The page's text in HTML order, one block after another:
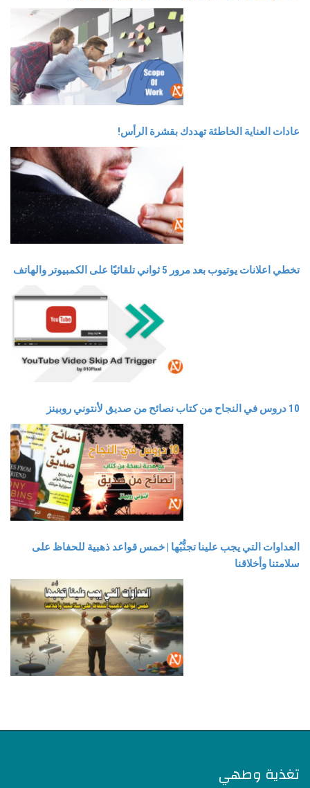
عادات العناية الخاطئة تهددك بقشرة الرأس!
تخطي اعلانات يوتيوب بعد مرور 5 ثواني تلقائيًا على الكمبيوتر والهاتف
10 دروس في النجاح من كتاب نصائح من صديق لأنتوني روبينز
العداوات التي يجب علينا تجنُّبُها | خمس قواعد ذهبية للحفاظ على
سلامتنا وأخلاقنا
تغذية وطهي